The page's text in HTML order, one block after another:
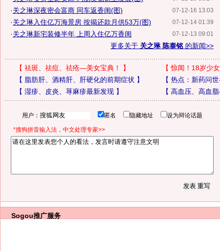
07-12-16 13:03
·关之琳深夜密会富商 同车返香闺(图)
07-12-14 01:39
·关之琳入住亿万海景房 按揭还款月供53万(图)
07-12-13 09:01
·关之琳新宅装修半年 上周入住亿万香闺
更多关于 关之琳 陈泰铭 的新闻>>
【 祛斑、祛痘、祛疮—美女宝典！ 】 【惊闻！18岁少
【 脂肪肝、酒精肝、肝硬化的前期症状 】 【 热点：新药问
【 湿疹、皮炎、荨麻疹最新发现】 【 高血压、高血
用户： 匿名 隐藏地址 设为辩论话题
*搜狗拼音输入法，中文处理专家>>
Sogou推广服务